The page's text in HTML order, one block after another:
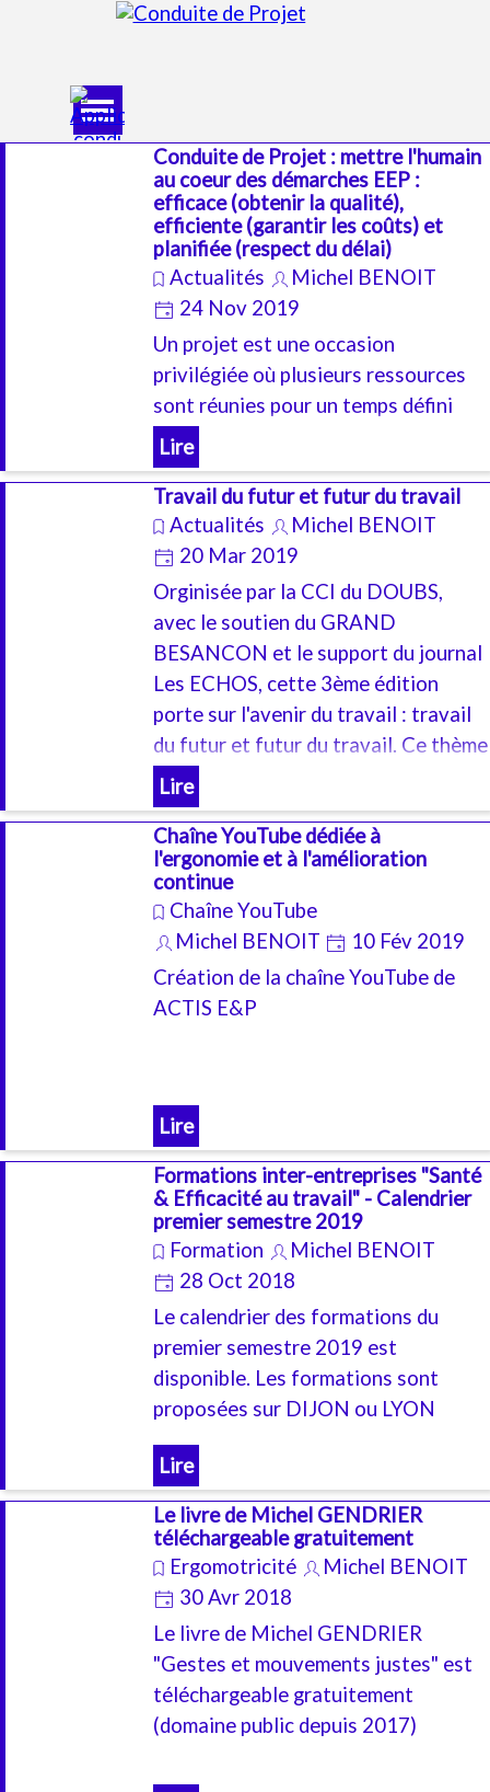
Sauter le menu
Conduite de Projet : mettre l'humain
au coeur des démarches EEP :
efficace (obtenir la qualité),
efficiente (garantir les coûts) et
planifiée (respect du délai)
Actualités
Michel BENOIT
24 Nov 2019
Un projet est une occasion
privilégiée où plusieurs ressources
sont réunies pour un temps défini
afin d'obtenir un résultat donné :
c'est surtout le moment de suivre
une démarche rigoureuse qui
permette agilité et créativité pour
que les solutions garantissent QCD
(Qualité, Coût et Délai).
Mais au delà de la technique, il s'agit
bien de profiter d'une expérience
humaine, pour que les résultats se
doublent d'une augmentation des
compétences et de la satisfaction du
travail bien fait, de la "belle ouvrage"
Lire
Travail du futur et futur du travail
Actualités
Michel BENOIT
20 Mar 2019
Orginisée par la CCI du DOUBS,
avec le soutien du GRAND
BESANCON et le support du journal
Les ECHOS, cette 3ème édition
porte sur l'avenir du travail : travail
du futur et futur du travail. Ce thème
est au coeur des activités d'ACTIS
E&P, et plus particulièrement nos
intervention en CONCEPTION
ERGONOMIQUE
Lire
Chaîne YouTube dédiée à
l'ergonomie et à l'amélioration
continue
Chaîne YouTube
Michel BENOIT
10 Fév 2019
Création de la chaîne YouTube de
ACTIS E&P
Lire
Formations inter-entreprises "Santé
& Efficacité au travail" - Calendrier
premier semestre 2019
Formation
Michel BENOIT
28 Oct 2018
Le calendrier des formations du
premier semestre 2019 est
disponible. Les formations sont
proposées sur DIJON ou LYON
Lire
Le livre de Michel GENDRIER
téléchargeable gratuitement
Ergomotricité
Michel BENOIT
30 Avr 2018
Le livre de Michel GENDRIER
"Gestes et mouvements justes" est
téléchargeable gratuitement
(domaine public depuis 2017)